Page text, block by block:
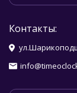
Контакты: